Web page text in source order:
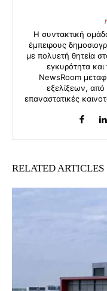
Η συντακτική
έμπειρους
με πολυετή θητεία
εγκυρότητα και
NewsRoom
εξελίξεων, από
επαναστατικές
RELATED ARTICLES